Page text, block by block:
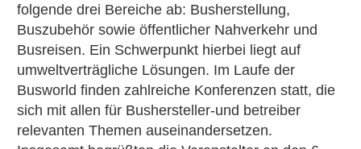
folgende drei Bereiche ab: Busherstellung,
Buszubehör sowie öffentlicher Nahverkehr und
Busreisen. Ein Schwerpunkt hierbei liegt auf
umweltverträgliche Lösungen. Im Laufe der
Busworld finden zahlreiche Konferenzen statt, die
sich mit allen für Bushersteller-und betreiber
relevanten Themen auseinandersetzen.